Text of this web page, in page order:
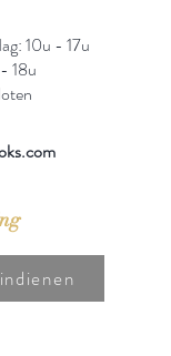
10u - 17u
18u